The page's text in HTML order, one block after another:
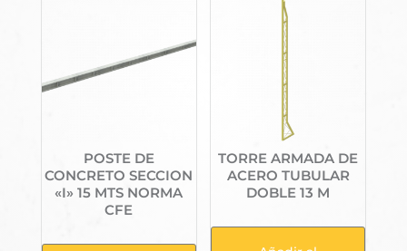
POSTE DE
CONCRETO SECCION
«I» 15 MTS NORMA
CFE
TORRE ARMADA DE
ACERO TUBULAR
DOBLE 13 M